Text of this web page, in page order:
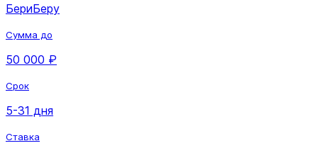
БериБеру
Сумма до
50 000 ₽
Срок
5-31 дня
Ставка